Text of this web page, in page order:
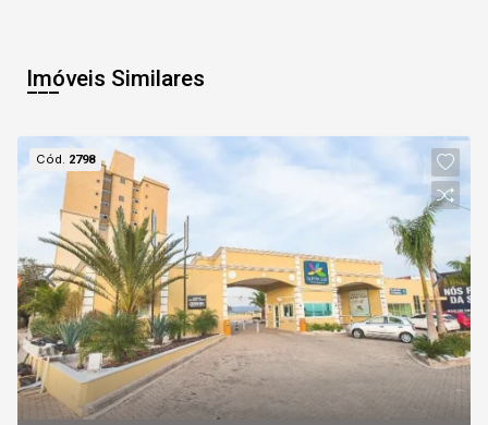
08
Aug/Sat
09
Aug/Sun
10
Aug/Mon
11:00
11:30
12:00
Continuar
Imóveis Similares
Cód. 2798